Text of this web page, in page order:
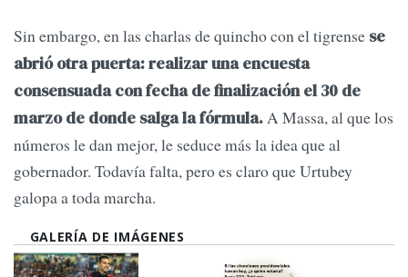
Sin embargo, en las charlas de quincho con el tigrense se
abrió otra puerta: realizar una encuesta
consensuada con fecha de finalización el 30 de
marzo de donde salga la fórmula.A Massa, al que los
números le dan mejor, le seduce más la idea que al
gobernador. Todavía falta, pero es claro que Urtubey
galopa a toda marcha.
GALERÍA DE IMÁGENES